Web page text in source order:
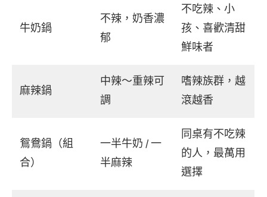
牛奶鍋
不辣，奶香濃
郁
不吃辣、小
孩、喜歡清甜
鮮味者
麻辣鍋
中辣～重辣可
調
嗜辣族群，越
滾越香
鴛鴦鍋（組
合）
一半牛奶 / 一
半麻辣
同桌有不吃辣
的人，最萬用
選擇